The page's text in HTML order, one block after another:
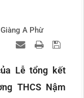
Giàng A Phừ
Lễ tổng kết
THCS Nậm